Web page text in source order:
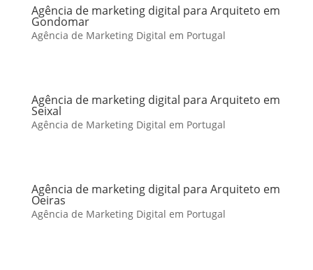
Agência de marketing digital para Arquiteto em
Gondomar
Agência de Marketing Digital em Portugal
Agência de marketing digital para Arquiteto em
Seixal
Agência de Marketing Digital em Portugal
Agência de marketing digital para Arquiteto em
Oeiras
Agência de Marketing Digital em Portugal